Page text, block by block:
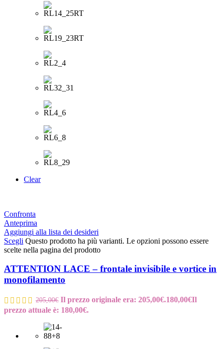
Clear
Confronta
Anteprima
Aggiungi alla lista dei desideri
Scegli Questo prodotto ha più varianti. Le opzioni possono essere
scelte nella pagina del prodotto
ATTENTION LACE – frontale invisibile e vortice in
monofilamento
205,00€ Il prezzo originale era: 205,00€.180,00€Il
prezzo attuale è: 180,00€.